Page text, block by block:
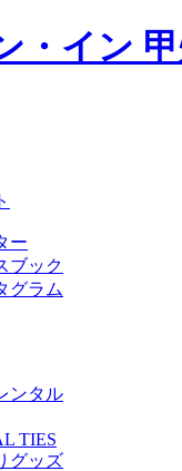
・イン
ー
ブック
グラム
ンタル
TIES
グッズ